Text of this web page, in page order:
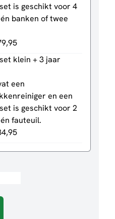
is geschikt voor 4
banken of twee
klein + 3 jaar
een
en een
is geschikt voor 2
fauteuil.